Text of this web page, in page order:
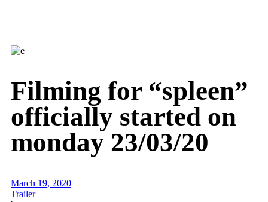
Filming for “spleen”
officially started on
monday 23/03/20
March 19, 2020
Trailer